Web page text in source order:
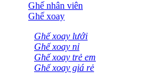
Ghế nhân viên
Ghế xoay
Ghế xoay lưới
Ghế xoay nỉ
Ghế xoay trẻ em
Ghế xoay giá rẻ